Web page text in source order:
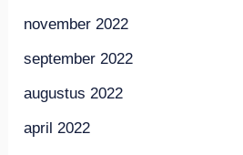
november 2022
september 2022
augustus 2022
april 2022